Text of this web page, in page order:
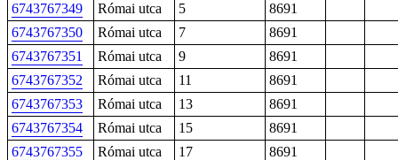
6743767349
Római utca 5
8691
6743767350
Római utca 7
8691
6743767351
Római utca 9
8691
6743767352
Római utca 11
8691
6743767353
Római utca 13
8691
6743767354
Római utca 15
8691
6743767355
Római utca 17
8691